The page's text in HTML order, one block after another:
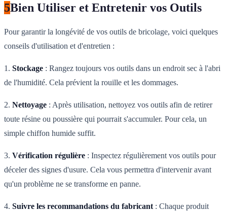
5Bien Utiliser et Entretenir vos Outils
Pour garantir la longévité de vos outils de bricolage, voici quelques
conseils d'utilisation et d'entretien :
1. Stockage : Rangez toujours vos outils dans un endroit sec à l'abri
de l'humidité. Cela prévient la rouille et les dommages.
2. Nettoyage : Après utilisation, nettoyez vos outils afin de retirer
toute résine ou poussière qui pourrait s'accumuler. Pour cela, un
simple chiffon humide suffit.
3. Vérification régulière : Inspectez régulièrement vos outils pour
déceler des signes d'usure. Cela vous permettra d'intervenir avant
qu'un problème ne se transforme en panne.
4. Suivre les recommandations du fabricant : Chaque produit